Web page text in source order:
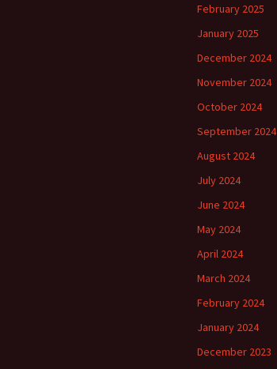
February 2025
January 2025
December 2024
November 2024
October 2024
September 2024
August 2024
July 2024
June 2024
May 2024
April 2024
March 2024
February 2024
January 2024
December 2023